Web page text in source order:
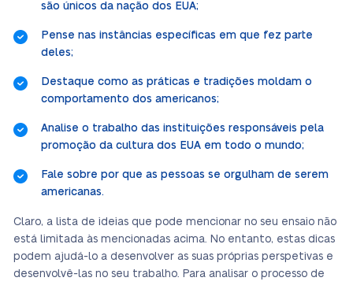
são únicos da nação dos EUA;
Pense nas instâncias específicas em que fez parte
deles;
Destaque como as práticas e tradições moldam o
comportamento dos americanos;
Analise o trabalho das instituições responsáveis pela
promoção da cultura dos EUA em todo o mundo;
Fale sobre por que as pessoas se orgulham de serem
americanas.
Claro, a lista de ideias que pode mencionar no seu ensaio não
está limitada às mencionadas acima. No entanto, estas dicas
podem ajudá-lo a desenvolver as suas próprias perspetivas e
desenvolvê-las no seu trabalho. Para analisar o processo de